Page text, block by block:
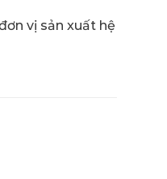
vị sản xuất hệ